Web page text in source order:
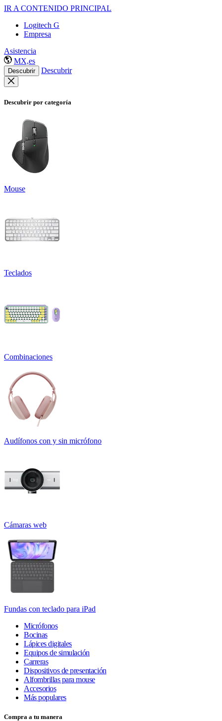
IR A CONTENIDO PRINCIPAL
Logitech G
Empresa
Asistencia
MX,es
Descubrir Descubrir
Descubrir por categoría
Mouse
Teclados
Combinaciones
Audífonos con y sin micrófono
Cámaras web
Fundas con teclado para iPad
Micrófonos
Bocinas
Lápices digitales
Equipos de simulación
Carreras
Dispositivos de presentación
Alfombrillas para mouse
Accesorios
Más populares
Compra a tu manera